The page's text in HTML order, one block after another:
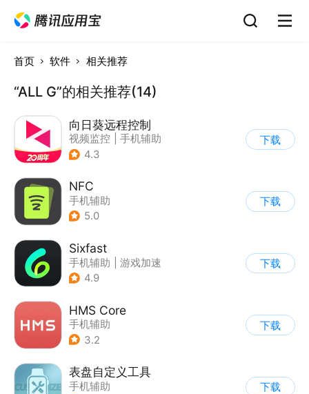
首页 软件 相关推荐
“ALL G”的相关推荐(14)
向日葵远程控制
视频监控
手机辅助
4.3
下载
NFC
手机辅助
5.0
下载
Sixfast
手机辅助
游戏加速
4.9
下载
HMS Core
手机辅助
3.2
下载
表盘自定义工具
手机辅助
下载